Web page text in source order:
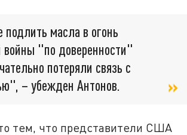
масла в огонь
войны "по доверенности"
потеряли связь с
– убежден Антонов.
тем, что представители США